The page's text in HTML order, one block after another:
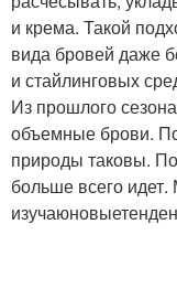
и крема. Такой
вида бровей даже
и стайлинговых
Из прошлого
объемные брови.
природы таковы.
больше всего